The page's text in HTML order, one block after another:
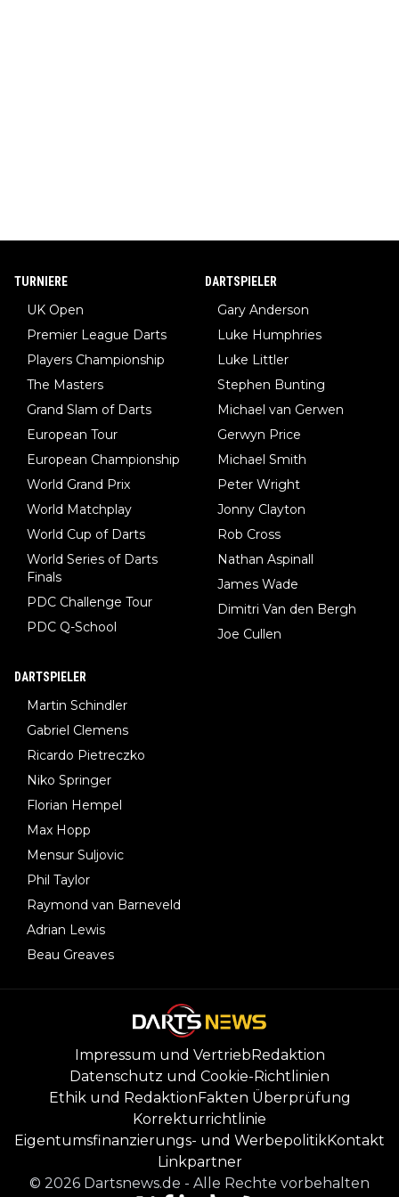
TURNIERE
UK Open
Premier League Darts
Players Championship
The Masters
Grand Slam of Darts
European Tour
European Championship
World Grand Prix
World Matchplay
World Cup of Darts
World Series of Darts
Finals
PDC Challenge Tour
PDC Q-School
DARTSPIELER
Gary Anderson
Luke Humphries
Luke Littler
Stephen Bunting
Michael van Gerwen
Gerwyn Price
Michael Smith
Peter Wright
Jonny Clayton
Rob Cross
Nathan Aspinall
James Wade
Dimitri Van den Bergh
Joe Cullen
DARTSPIELER
Martin Schindler
Gabriel Clemens
Ricardo Pietreczko
Niko Springer
Florian Hempel
Max Hopp
Mensur Suljovic
Phil Taylor
Raymond van Barneveld
Adrian Lewis
Beau Greaves
Impressum und VertriebRedaktion
Datenschutz und Cookie-Richtlinien
Ethik und RedaktionFakten Überprüfung
Korrekturrichtlinie
Eigentumsfinanzierungs- und WerbepolitikKontakt
Linkpartner
© 2026 Dartsnews.de - Alle Rechte vorbehalten